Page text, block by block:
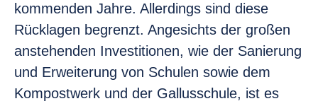
kommenden Jahre. Allerdings sind diese
Rücklagen begrenzt. Angesichts der großen
anstehenden Investitionen, wie der Sanierung
und Erweiterung von Schulen sowie dem
Kompostwerk und der Gallusschule, ist es